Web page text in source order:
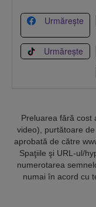
Urmărește
Urmărește
Preluarea fără cost
video), purtătoare
aprobată de către
Spaţiile şi URL-ul/
numerotarea
numai în acord cu